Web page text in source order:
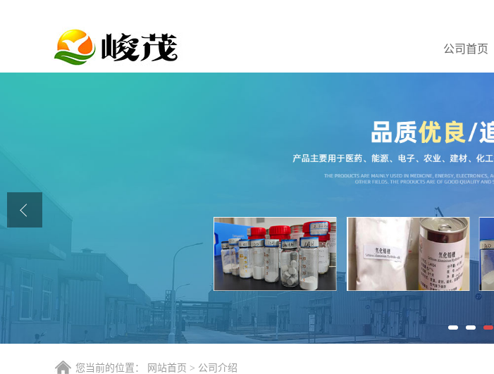
公司首页
公司首页
联系方式
您当前的位置： 网站首页 > 公司介绍